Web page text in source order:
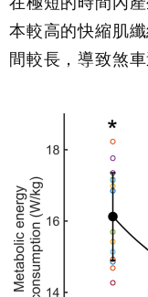
本較高的快縮肌
間較長，導致煞車